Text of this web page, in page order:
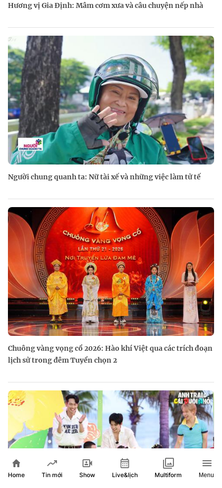
Hương vị Gia Định: Mâm cơm xưa và câu chuyện nếp nhà
Người chung quanh ta: Nữ tài xế và những việc làm tử tế
Chuông vàng vọng cổ 2026: Hào khí Việt qua các trích đoạn
lịch sử trong đêm Tuyển chọn 2
Home Tin mới Show Live&lịch Multiform Menu